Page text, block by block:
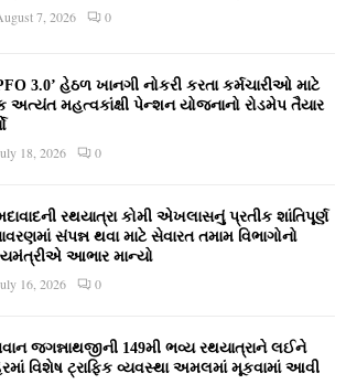
7, 2026 0
3.0’ હેઠળ ખાનગી નોકરી કરતા કર્મચારીઓ માટે
મહત્વકાંક્ષી પેન્શન યોજનાનો રોડમેપ તૈયાર
18, 2026 0
રથયાત્રા કોમી એખલાસનું પ્રતીક શાંતિપૂર્ણ
સંપન્ન થવા માટે સેવારત તમામ વિભાગોનો
આભાર માન્યો
16, 2026 0
જગન્નાથજીની 149મી ભવ્ય રથયાત્રાને લઈને
વિશેષ ટ્રાફિક વ્યવસ્થા અમલમાં મૂકવામાં આવી